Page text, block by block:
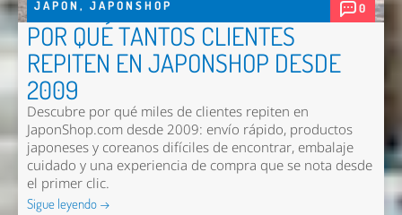
JAPON , JAPONSHOP 0
POR QUÉ TANTOS CLIENTES
REPITEN EN JAPONSHOP DESDE
2009
Descubre por qué miles de clientes repiten en
JaponShop.com desde 2009: envío rápido, productos
japoneses y coreanos difíciles de encontrar, embalaje
cuidado y una experiencia de compra que se nota desde
el primer clic.
Sigue leyendo →